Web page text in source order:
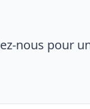
nous pour